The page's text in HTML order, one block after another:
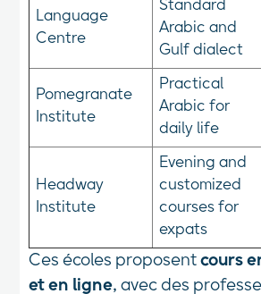
Language
Centre
Standard
Arabic and
Gulf dialect
Pomegranate
Institute
Practical
Arabic for
daily life
Headway
Institute
Evening and
customized
courses for
expats
Ces écoles proposentcours
et en ligne, avec des